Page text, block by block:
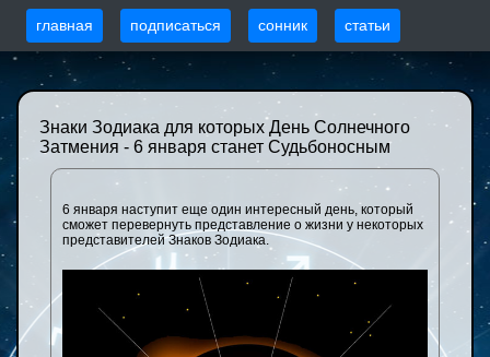
главная подписаться сонник статьи
Знаки Зодиака для которых День Солнечного
Затмения - 6 января станет Судьбоносным
6 января наступит еще один интересный день, который
сможет перевернуть представление о жизни у некоторых
представителей Знаков Зодиака.